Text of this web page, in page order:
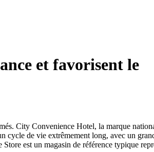
et favorisent le
City Convenience Hotel, la marque
cycle de vie extrêmement long, avec un
est un magasin de référence typique